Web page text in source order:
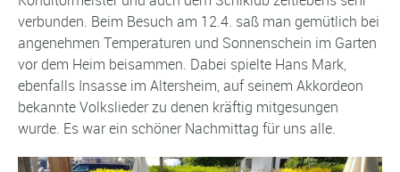
verbunden. Beim Besuch am 12.4. saß man gemütlich bei
angenehmen Temperaturen und Sonnenschein im Garten
vor dem Heim beisammen. Dabei spielte Hans Mark,
ebenfalls Insasse im Altersheim, auf seinem Akkordeon
bekannte Volkslieder zu denen kräftig mitgesungen
wurde. Es war ein schöner Nachmittag für uns alle.